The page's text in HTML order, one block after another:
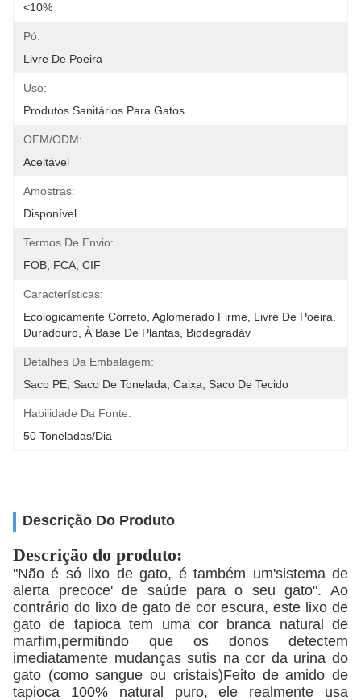
<10%
Pó:
Livre De Poeira
Uso:
Produtos Sanitários Para Gatos
OEM/ODM:
Aceitável
Amostras:
Disponível
Termos De Envio:
FOB, FCA, CIF
Características:
Ecologicamente Correto, Aglomerado Firme, Livre De Poeira,
Duradouro, À Base De Plantas, Biodegradáv
Detalhes Da Embalagem:
Saco PE, Saco De Tonelada, Caixa, Saco De Tecido
Habilidade Da Fonte:
50 Toneladas/Dia
Descrição Do Produto
Descrição do produto:
"Não é só lixo de gato, é também um'sistema de
alerta precoce' de saúde para o seu gato". Ao
contrário do lixo de gato de cor escura, este lixo de
gato de tapioca tem uma cor branca natural de
marfim,permitindo que os donos detectem
imediatamente mudanças sutis na cor da urina do
gato (como sangue ou cristais)Feito de amido de
tapioca 100% natural puro, ele realmente usa